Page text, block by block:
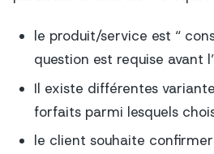
le produit/service est “
question est requise avant
Il existe différentes
forfaits parmi lesquels
le client souhaite